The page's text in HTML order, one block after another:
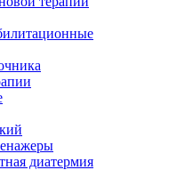
диатермия